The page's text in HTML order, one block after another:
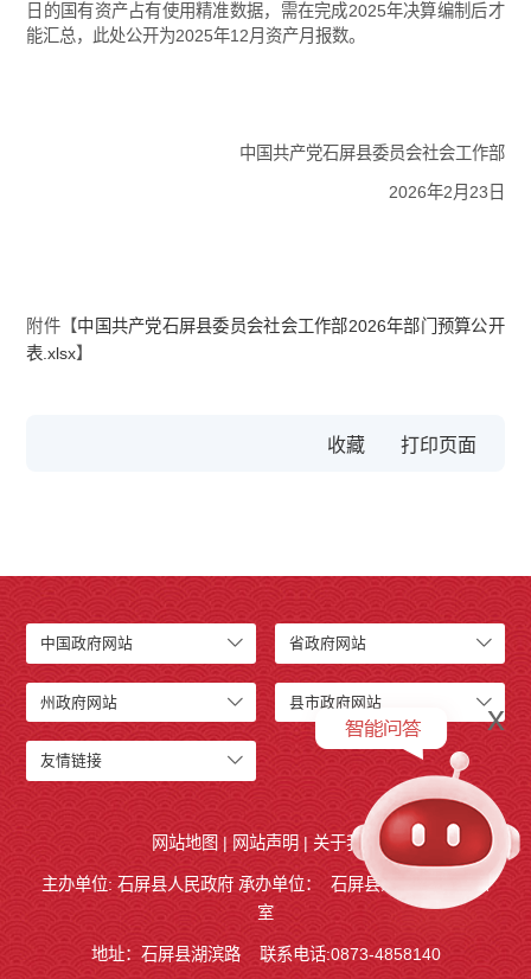
日的国有资产占有使用精准数据，需在完成2025年决算编制后才
能汇总，此处公开为2025年12月资产月报数。
中国共产党石屏县委员会社会工作部
2026年2月23日
附件【中国共产党石屏县委员会社会工作部2026年部门预算公开
表.xlsx】
收藏
中国政府网站 省政府网站
州政府网站 县市政府网站
友情链接
网站地图 | 网站声明 | 关于我们
主办单位: 石屏县人民政府 承办单位： 石屏县人民政府
办公
室
地址：石屏县湖滨路 联系电话:0873-4858140
x